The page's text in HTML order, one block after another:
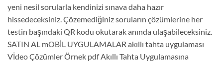
yeni nesil sorularla kendinizi sınava daha hazır
hissedeceksiniz. Çözemediğiniz soruların çözümlerine her
testin başındaki QR kodu okutarak anında ulaşabileceksiniz.
SATIN AL mOBİL UYGULAMALAR akıllı tahta uygulaması
Vİdeo Çözümler Örnek pdf Akıllı Tahta Uygulamasına